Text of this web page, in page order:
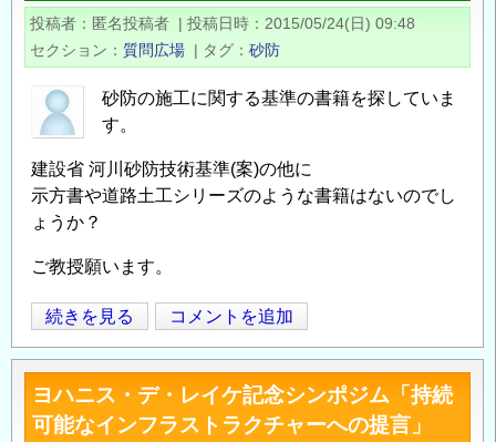
防
強
会
@
京
の
ご
案
の
投稿者 匿名投稿者 | 投稿日時
2015/05/24(日) 09:48
セクション
質問広場 | タグ 砂防
砂防の施工に関する基準の書籍を探していま
す。
建設省 河川砂防技術基準(案)の他に
示方書や道路土工シリーズのような書籍はないのでし
ょうか？
ご教授願います。
砂
防
に
関
す
続きを見る コメントを追加
ヨハニス・デ・レイケ記念シンポジム「持続
可能なインフラストラクチャーへの提言」